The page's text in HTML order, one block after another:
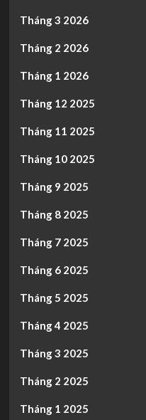
Tháng 3 2026
Tháng 2 2026
Tháng 1 2026
Tháng 12 2025
Tháng 11 2025
Tháng 10 2025
Tháng 9 2025
Tháng 8 2025
Tháng 7 2025
Tháng 6 2025
Tháng 5 2025
Tháng 4 2025
Tháng 3 2025
Tháng 2 2025
Tháng 1 2025